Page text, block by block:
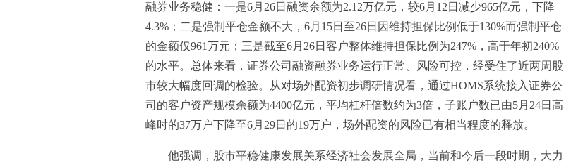
融券业务稳健：一是6月26日融资余额为2.12万亿元，较6月12日减少965亿元，下降
4.3%；二是强制平仓金额不大，6月15日至26日因维持担保比例低于130%而强制平仓
的金额仅961万元；三是截至6月26日客户整体维持担保比例为247%，高于年初240%
的水平。总体来看，证券公司融资融券业务运行正常、风险可控，经受住了近两周股
市较大幅度回调的检验。从对场外配资初步调研情况看，通过HOMS系统接入证券公
司的客户资产规模余额为4400亿元，平均杠杆倍数约为3倍，子账户数已由5月24日高
峰时的37万户下降至6月29日的19万户，场外配资的风险已有相当程度的释放。
他强调，股市平稳健康发展关系经济社会发展全局，当前和今后一段时期，大力